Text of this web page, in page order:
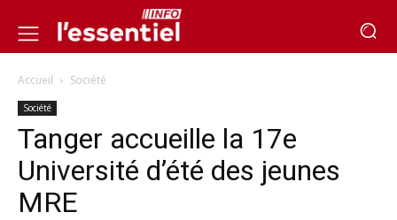
Accueil Société
Société
Tanger accueille la 17e
Université d’été des jeunes
MRE